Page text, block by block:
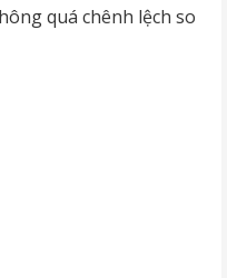
quá chênh lệch so